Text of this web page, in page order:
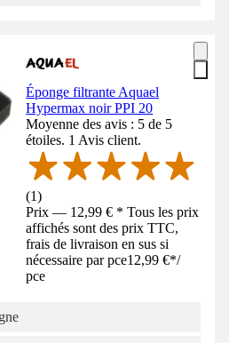
Éponge filtrante Aquael
Hypermax noir PPI 20
Moyenne des avis : 5 de 5
étoiles. 1 Avis client.
(1)
Prix — 12,99 € * Tous les prix
affichés sont des prix TTC,
frais de livraison en sus si
nécessaire par pce12,99 €*/
pce